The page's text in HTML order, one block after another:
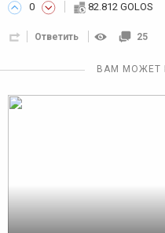
0 82.812 GOLOS
Ответить 25
ВАМ МОЖЕТ